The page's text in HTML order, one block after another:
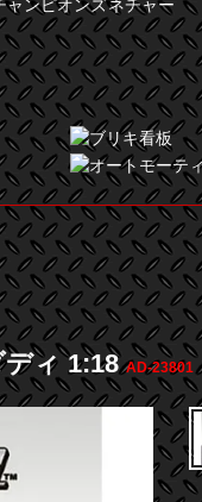
ディ 1:18AD-23801